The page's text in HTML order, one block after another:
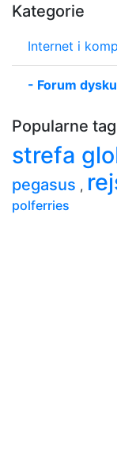
Kategorie
Internet i
- Forum
Popularne
strefa
pegasus ,
polferries